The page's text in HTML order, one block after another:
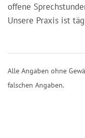
offene
Unsere Praxis ist
Alle Angaben ohne
falschen Angaben.